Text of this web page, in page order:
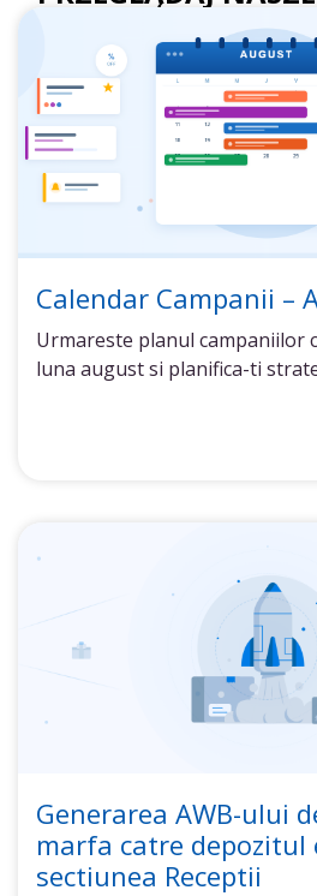
Calendar Campanii –
Urmareste planul campaniilor
luna august si planifica-ti
Generarea AWB-ului
marfa catre depozitul
sectiunea Receptii